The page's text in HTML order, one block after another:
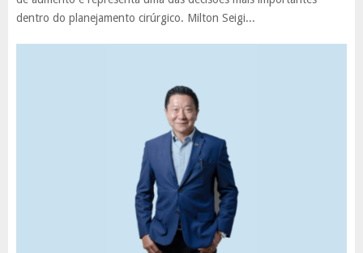
dentro do planejamento cirúrgico. Milton Seigi...